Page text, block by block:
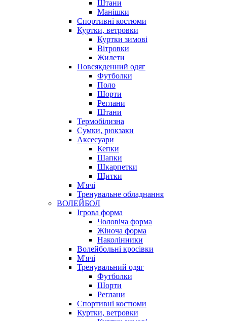
Штани
Манішки
Спортивні костюми
Куртки, ветровки
Куртки зимові
Вітровки
Жилети
Повсякденний одяг
Футболки
Поло
Шорти
Реглани
Штани
Термобілизна
Сумки, рюкзаки
Аксесуари
Кепки
Шапки
Шкарпетки
Щитки
М'ячі
Тренувальне обладнання
ВОЛЕЙБОЛ
Ігрова форма
Чоловіча форма
Жіноча форма
Наколінники
Волейбольні кросівки
М'ячі
Тренувальний одяг
Футболки
Шорти
Реглани
Спортивні костюми
Куртки, ветровки